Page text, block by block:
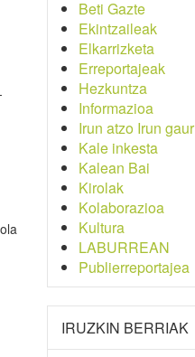
Beti Gazte
Ekintzaileak
Elkarrizketa
Erreportajeak
Hezkuntza
Informazioa
Irun atzo Irun gaur
Kale inkesta
Kalean Bai
Kirolak
Kolaborazioa
Kultura
LABURREAN
Publierreportajea
IRUZKIN BERRIAK